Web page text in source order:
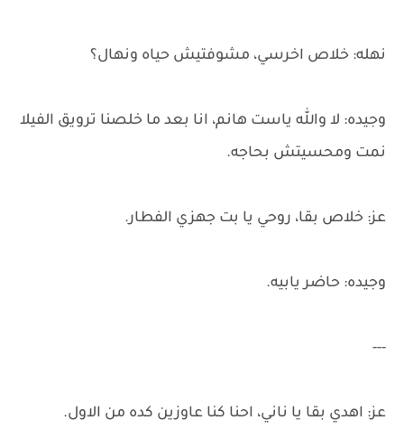
نهله: خلاص اخرسي، مشوفتيش حياه ونهال؟
وجيده: لا والله ياست هانم، انا بعد ما خلصنا ترويق الفيلا
نمت ومحسيتش بحاجه.
عز: خلاص بقا، روحي يا بت جهزي الفطار.
وجيده: حاضر يابيه.
---
عز: اهدي بقا يا ناني، احنا كنا عاوزين كده من الاول.